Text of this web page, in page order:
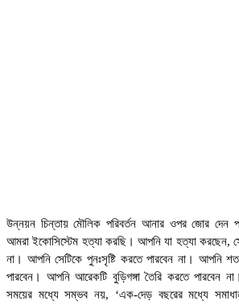
উন্নয়ন চিন্তায় মৌলিক পরিবর্তন আনার ওপর জোর দেন
আমরা ইকোসিস্টেম হত্যা করছি। আপনি যা হত্যা করছেন,
না। আপনি সেটিকে পুনঃসৃষ্টি করতে পারবেন না। আপনি শত
পারবেন। আপনি আরেকটি বুড়িগঙ্গা তৈরি করতে পারবেন
সময়ের মধ্যে সম্ভব নয়, ‘এক-দেড় বছরের মধ্যে